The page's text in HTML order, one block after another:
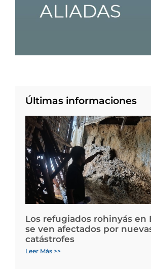
Últimas informaciones
Los refugiados rohinyás en
se ven afectados por
catástrofes
Leer Más >>